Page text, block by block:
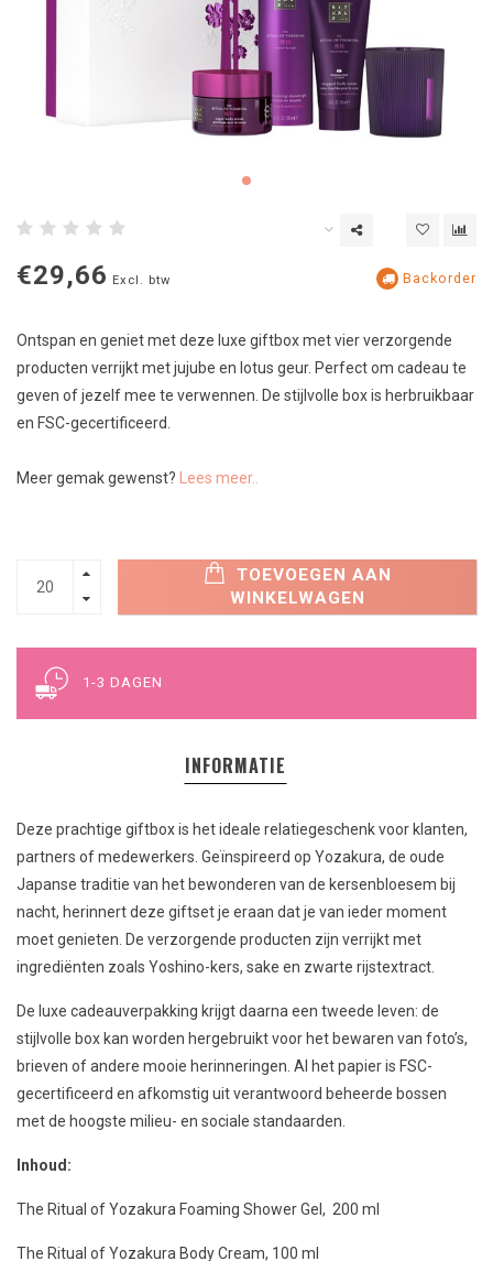
€29,66 Excl. btw Backorder
Ontspan en geniet met deze luxe giftbox met vier verzorgende
producten verrijkt met jujube en lotus geur. Perfect om cadeau te
geven of jezelf mee te verwennen. De stijlvolle box is herbruikbaar
en FSC-gecertificeerd.
Meer gemak gewenst? Lees meer..
TOEVOEGEN AAN
WINKELWAGEN
1-3 DAGEN
INFORMATIE
Deze prachtige giftbox is het ideale relatiegeschenk voor klanten,
partners of medewerkers. Geïnspireerd op Yozakura, de oude
Japanse traditie van het bewonderen van de kersenbloesem bij
nacht, herinnert deze giftset je eraan dat je van ieder moment
moet genieten. De verzorgende producten zijn verrijkt met
ingrediënten zoals Yoshino-kers, sake en zwarte rijstextract.
De luxe cadeauverpakking krijgt daarna een tweede leven: de
stijlvolle box kan worden hergebruikt voor het bewaren van foto’s,
brieven of andere mooie herinneringen. Al het papier is FSC-
gecertificeerd en afkomstig uit verantwoord beheerde bossen
met de hoogste milieu- en sociale standaarden.
Inhoud:
The Ritual of Yozakura Foaming Shower Gel, 200 ml
The Ritual of Yozakura Body Cream, 100 ml